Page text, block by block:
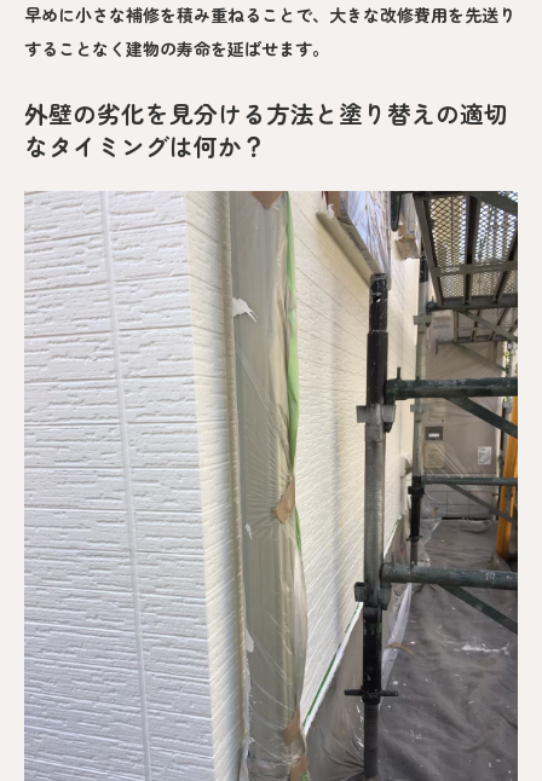
早めに小さな補修を積み重ねることで、大きな改修費用を先送り
することなく建物の寿命を延ばせます。
外壁の劣化を見分ける方法と塗り替えの適切
なタイミングは何か？